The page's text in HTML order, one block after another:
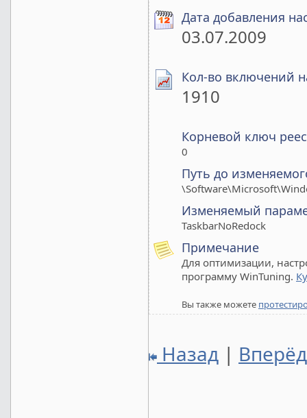
Дата добавления
03.07.2009
Кол-во включений
1910
Корневой ключ
0
Путь до
Изменяемый
TaskbarNoRedock
Примечание
Для оптимизации,
программу WinTuning.
Вы также можете
Назад |